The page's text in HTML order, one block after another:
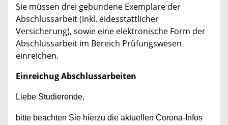
Sie müssen drei gebundene Exemplare der
Abschlussarbeit (inkl. eidesstattlicher
Versicherung), sowie eine elektronische Form der
Abschlussarbeit im Bereich Prüfungswesen
einreichen.
Einreichug Abschlussarbeiten
Liebe Studierende,
bitte beachten Sie hierzu die aktuellen Corona-Infos